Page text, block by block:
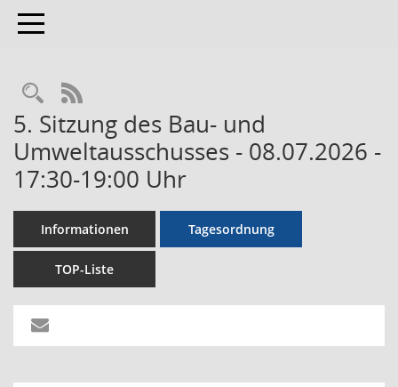
Toggle navigation
RSS-Feed
5. Sitzung des Bau- und
Umweltausschusses - 08.07.2026 -
17:30-19:00 Uhr
Informationen Tagesordnung
TOP-Liste